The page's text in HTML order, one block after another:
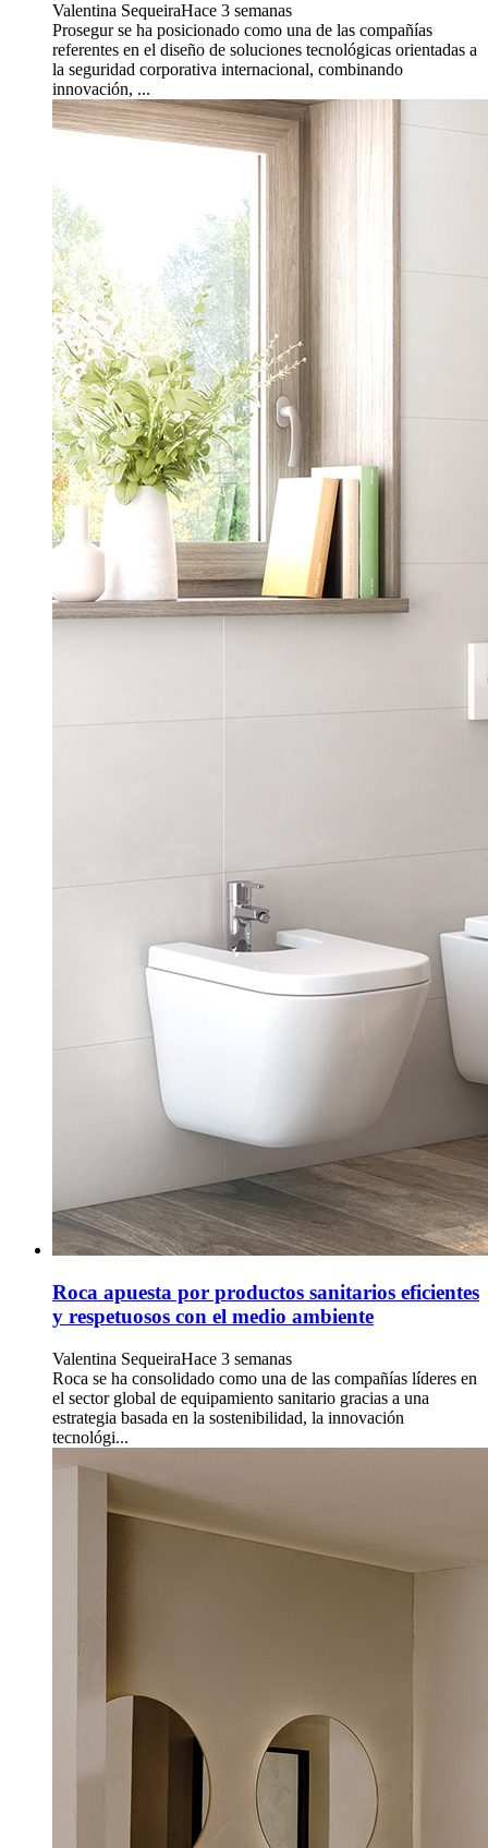
Valentina SequeiraHace 3 semanas
Prosegur se ha posicionado como una de las compañías
referentes en el diseño de soluciones tecnológicas orientadas a
la seguridad corporativa internacional, combinando
innovación, ...
Roca apuesta por productos sanitarios eficientes
y respetuosos con el medio ambiente
Valentina SequeiraHace 3 semanas
Roca se ha consolidado como una de las compañías líderes en
el sector global de equipamiento sanitario gracias a una
estrategia basada en la sostenibilidad, la innovación
tecnológi...